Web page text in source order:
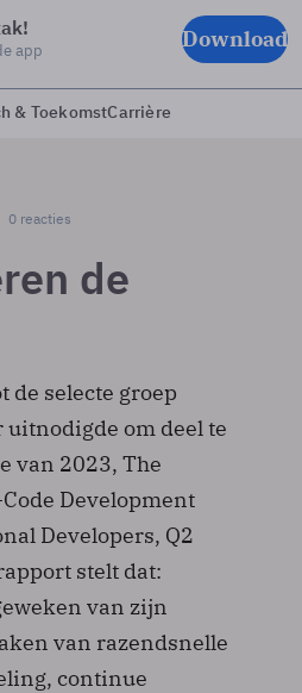
app Download
& ToekomstCarrière
0 reacties
de
de selecte groep
om deel te
van 2023, The
Development
Developers, Q2
stelt dat:
van zijn
van razendsnelle
continue